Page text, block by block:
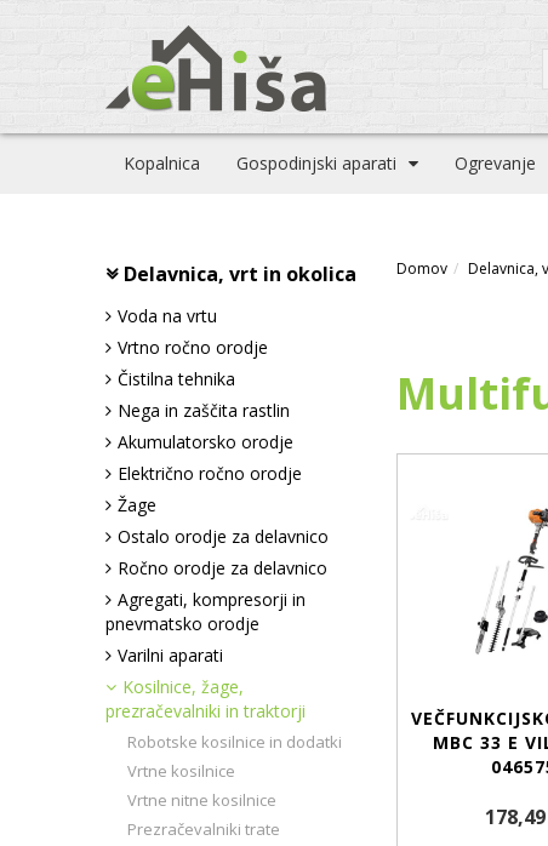
Kopalnica Gospodinjski aparati Ogrevanje
Delavnica, vrt in okolica
Voda na vrtu
Vrtno ročno orodje
Čistilna tehnika
Nega in zaščita rastlin
Akumulatorsko orodje
Električno ročno orodje
Žage
Ostalo orodje za delavnico
Ročno orodje za delavnico
Agregati, kompresorji in
pnevmatsko orodje
Varilni aparati
Kosilnice, žage,
prezračevalniki in traktorji
Robotske kosilnice in dodatki
Vrtne kosilnice
Vrtne nitne kosilnice
Prezračevalniki trate
Domov Delavnica,
MBC 33 E